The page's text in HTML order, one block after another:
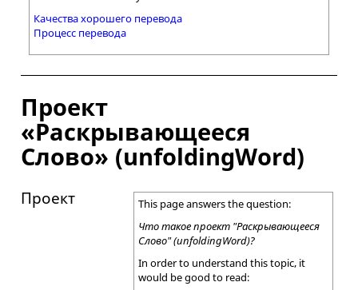
Качества хорошего перевода
Процесс перевода
Проект
«Раскрывающееся
Слово» (unfoldingWord)
This page answers the question:
Что такое проект "Раскрывающееся
Слово" (unfoldingWord)?
In order to understand this topic, it
would be good to read:
Проект